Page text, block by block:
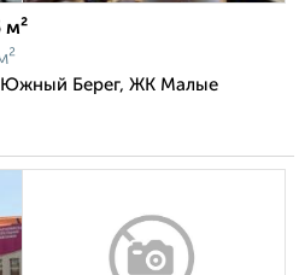
м²
Южный Берег, ЖК Малые